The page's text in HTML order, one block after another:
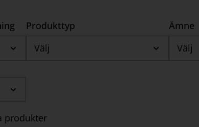
Produkttyp
Välj
Ämne
Välj
produkter